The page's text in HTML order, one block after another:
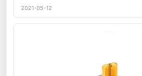
2021-05-12